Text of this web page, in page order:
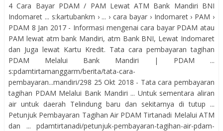
4 Cara Bayar PDAM / PAM Lewat ATM Bank Mandiri BNI
Indomaret ... s:kartubankm › ... › cara bayar › Indomaret › PAM ›
PDAM 8 Jan 2017 - Informasi mengenai cara bayar PDAM atau
PAM lewat atm bank Mandiri, atm Bank BNI, Lewat Indomaret
dan Juga lewat Kartu Kredit. Tata cara pembayaran tagihan
PDAM Melalui Bank Mandiri | PDAM ...
s:pdamtirtamanggarm/berita/tata-cara-
pembayaran...mandiri/298 25 Okt 2018 - Tata cara pembayaran
tagihan PDAM Melalui Bank Mandiri ... Untuk sementara aliran
air untuk daerah Telindung baru dan sekitarnya di tutup ...
Petunjuk Pembayaran Tagihan Air PDAM Tirtanadi Melalui ATM
dan ... pdamtirtanadi/petunjuk-pembayaran-tagihan-air-pdam-